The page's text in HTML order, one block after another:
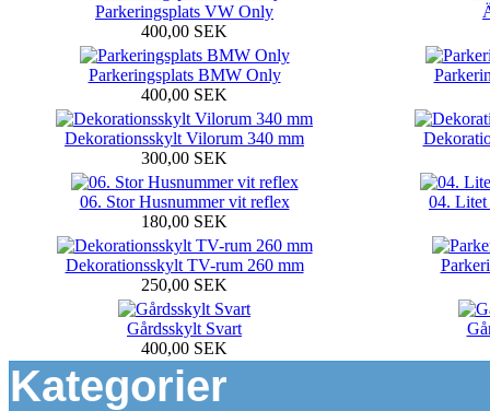
Parkeringsplats VW Only
400,00 SEK
Parkeringsplats BMW Only
400,00 SEK
Dekorationsskylt Vilorum 340 mm
300,00 SEK
06. Stor Husnummer vit reflex
180,00 SEK
04. Litet
Dekorationsskylt TV-rum 260 mm
250,00 SEK
Gårdsskylt Svart
400,00 SEK
Kategorier